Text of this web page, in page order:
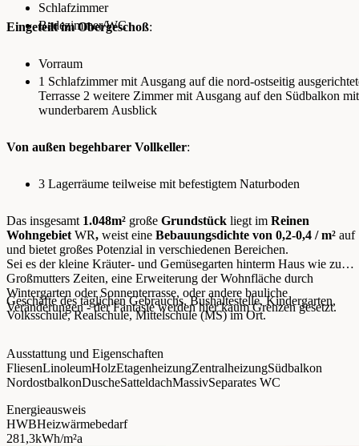
Schlafzimmer
Badezimmer/WC
Eingeteilt im Obergeschoß:
Vorraum
1 Schlafzimmer mit Ausgang auf die nord-ostseitig
Terrasse 2 weitere Zimmer mit Ausgang auf den Südbalkon mit
wunderbarem Ausblick
Von außen begehbarer Vollkeller:
3 Lagerräume teilweise mit befestigtem Naturboden
Das insgesamt 1.048m² große Grundstück liegt im Reinen
Wohngebiet WR, weist eine Bebauungsdichte von 0,2-0,4 / m² auf
und bietet großes Potenzial in verschiedenen Bereichen.
Sei es der kleine Kräuter- und Gemüsegarten hinterm Haus wie zu
Großmutters Zeiten, eine Erweiterung der Wohnfläche durch
Wintergarten oder Sonnenterrasse, oder andere bauliche
Veränderungen - der Fantasie werden hier kaum Grenzen gesetzt.
Geschäfte des täglichen Gebrauchs, Bushaltestelle, Kindergarten,
Volksschule, Realschule, Mittelschule (MS) im Ort.
Ausstattung und Eigenschaften
FliesenLinoleumHolzEtagenheizungZentralheizungSüdbalkon
NordostbalkonDuscheSatteldachMassivSeparates WC
Energieausweis
HWBHeizwärmebedarf
281,3kWh/m²a